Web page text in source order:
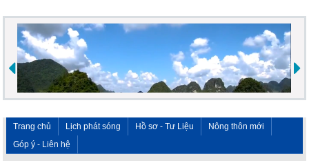
Trang chủ Lịch phát sóng Hồ sơ - Tư Liệu
Nông thôn mới
Góp ý - Liên hệ